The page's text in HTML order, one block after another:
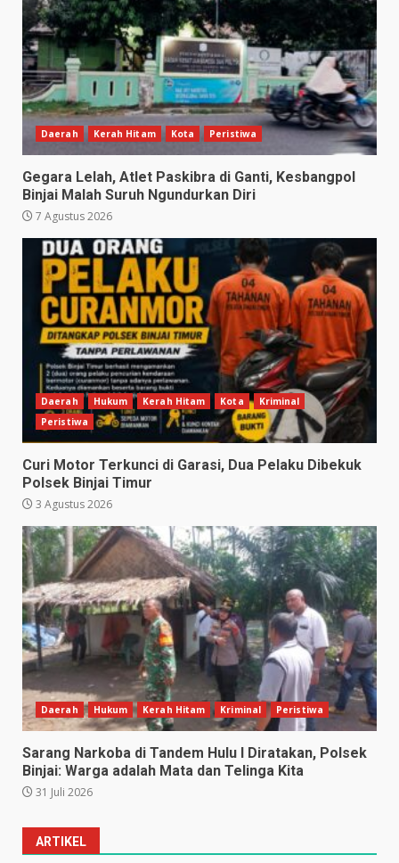
Daerah Kerah Hitam Kota Peristiwa
Gegara Lelah, Atlet Paskibra di Ganti, Kesbangpol
Binjai Malah Suruh Ngundurkan Diri
7 Agustus 2026
Daerah Hukum Kerah Hitam Kota
Kriminal
Peristiwa
Curi Motor Terkunci di Garasi, Dua Pelaku Dibekuk
Polsek Binjai Timur
3 Agustus 2026
Daerah Hukum Kerah Hitam Kriminal Peristiwa
Sarang Narkoba di Tandem Hulu I Diratakan, Polsek
Binjai: Warga adalah Mata dan Telinga Kita
31 Juli 2026
ARTIKEL